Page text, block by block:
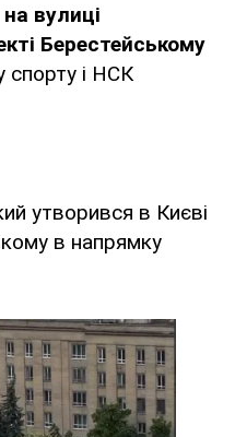
вулиці
Берестейському
спорту і НСК
утворився в Києві
в напрямку